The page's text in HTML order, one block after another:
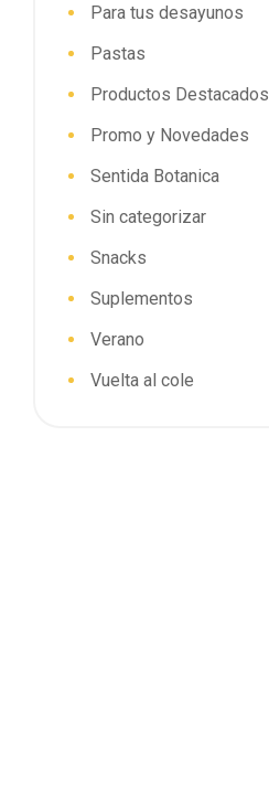
Para tus desayunos
Pastas
Productos Destacados
Promo y Novedades
Sentida Botanica
Sin categorizar
Snacks
Suplementos
Verano
Vuelta al cole